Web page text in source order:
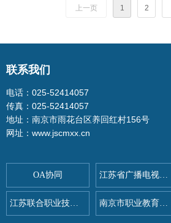
上一页 1 2
联系我们
电话：025-52414057
传真：025-52414057
地址：南京市雨花台区养回红村156号
网址：www.jscmxx.cn
OA协同 江苏省广播电视总台
江苏联合职业技术学院 南京市职业教育与社会教育